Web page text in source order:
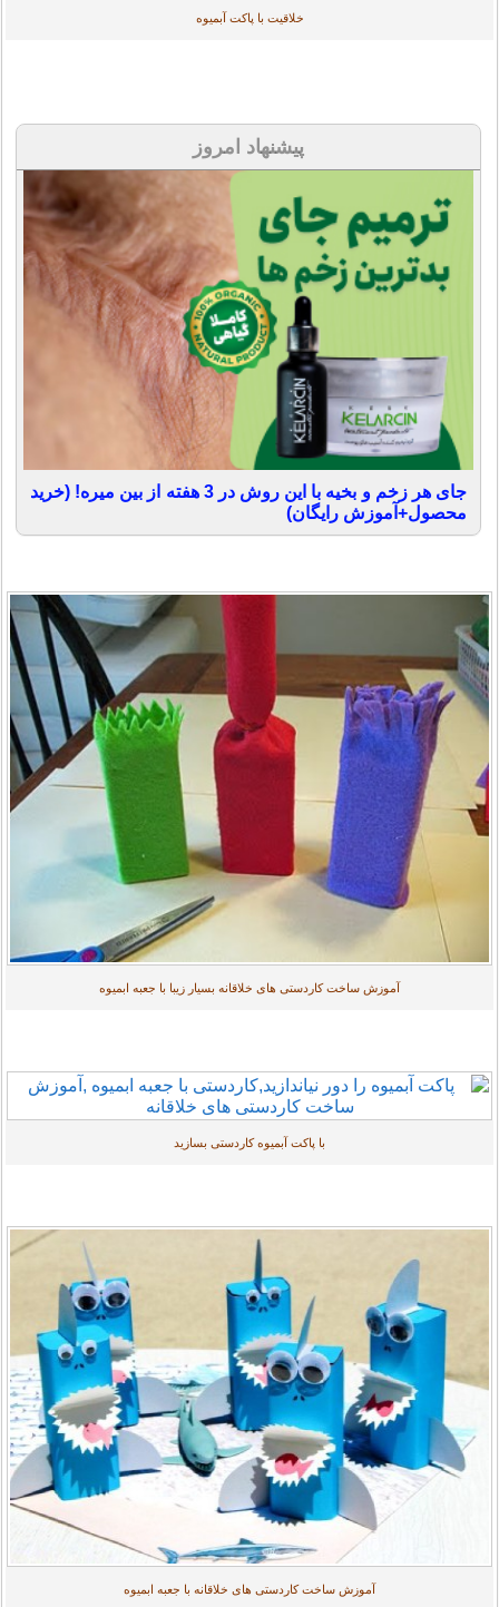
خلاقیت با پاکت آبمیوه
پیشنهاد امروز
جای هر زخم و بخیه با این روش در 3 هفته از بین میره! (خرید
محصول+آموزش رایگان)
آموزش ساخت کاردستی های خلاقانه بسیار زیبا با جعبه ابمیوه
با پاکت آبمیوه کاردستی بسازید
آموزش ساخت کاردستی های خلاقانه با جعبه ابمیوه